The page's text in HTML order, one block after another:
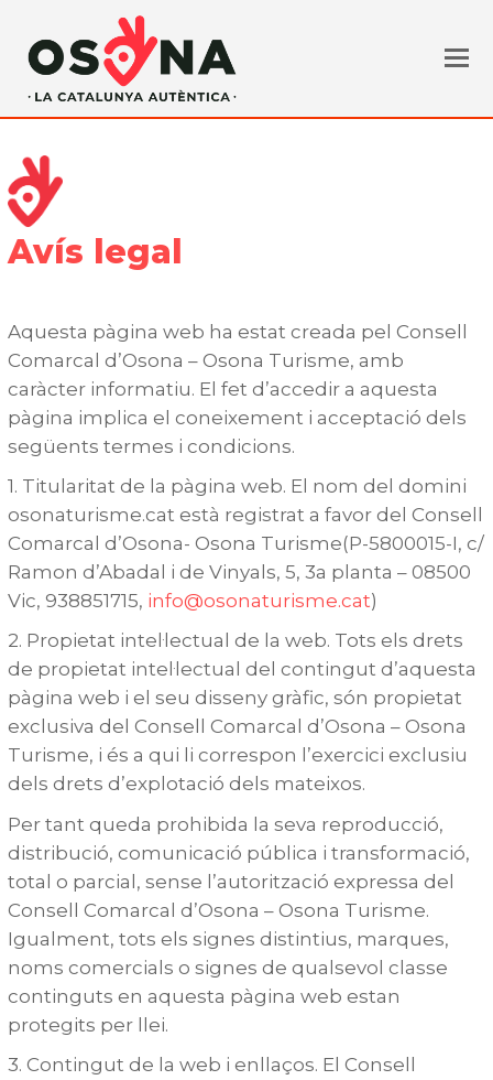
Avís legal
Aquesta pàgina web ha estat creada pel Consell
Comarcal d’Osona – Osona Turisme, amb
caràcter informatiu. El fet d’accedir a aquesta
pàgina implica el coneixement i acceptació dels
següents termes i condicions.
1. Titularitat de la pàgina web. El nom del domini
osonaturisme.cat està registrat a favor del Consell
Comarcal d’Osona- Osona Turisme(P-5800015-I, c/
Ramon d’Abadal i de Vinyals, 5, 3a planta – 08500
Vic, 938851715, info@osonaturisme.cat)
2. Propietat intel·lectual de la web. Tots els drets
de propietat intel·lectual del contingut d’aquesta
pàgina web i el seu disseny gràfic, són propietat
exclusiva del Consell Comarcal d’Osona – Osona
Turisme, i és a qui li correspon l’exercici exclusiu
dels drets d’explotació dels mateixos.
Per tant queda prohibida la seva reproducció,
distribució, comunicació pública i transformació,
total o parcial, sense l’autorització expressa del
Consell Comarcal d’Osona – Osona Turisme.
Igualment, tots els signes distintius, marques,
noms comercials o signes de qualsevol classe
continguts en aquesta pàgina web estan
protegits per llei.
3. Contingut de la web i enllaços. El Consell